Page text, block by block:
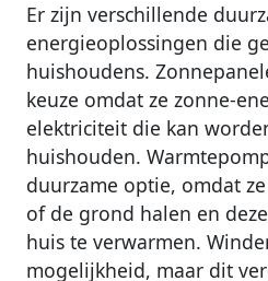
Er zijn verschillende
energieoplossingen die
huishoudens.
keuze omdat ze zonne-
elektriciteit die kan
huishouden.
duurzame optie, omdat
of de grond halen en
huis te verwarmen.
mogelijkheid, maar dit